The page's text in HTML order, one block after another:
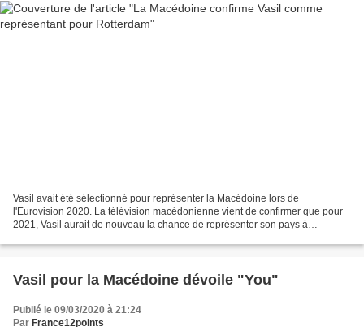
Vasil avait été sélectionné pour représenter la Macédoine lors de
l'Eurovision 2020. La télévision macédonienne vient de confirmer que pour
2021, Vasil aurait de nouveau la chance de représenter son pays à
Vasil pour la Macédoine dévoile "You"
Publié le 09/03/2020 à 21:24
Par France12points